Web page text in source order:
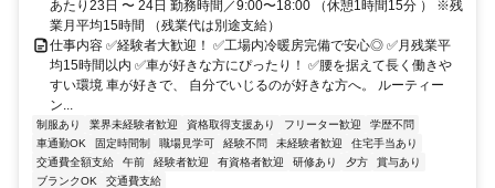
あたり23日 〜 24日 勤務時間／9:00〜18:00 （休憩1時間15分 ） ※残
業⽉平均15時間 （残業代は別途⽀給）
仕事内容 ✅経験者大歓迎！ ✅工場内冷暖房完備で安心◎ ✅月残業平
均15時間以内 ✅車が好きな方にぴったり！ ✅腰を据えて長く働きや
すい環境 車が好きで、 自分でいじるのが好きな方へ。 ルーティー
ン...
制服あり 業界未経験者歓迎 資格取得支援あり フリーター歓迎
学歴不問
車通勤OK
固定時間制 職場見学可 経験不問 未経験者歓迎
住宅手当あり
交通費全額支給
午前 経験者歓迎 有資格者歓迎 研修あり 夕方
賞与あり
ブランクOK
交通費支給